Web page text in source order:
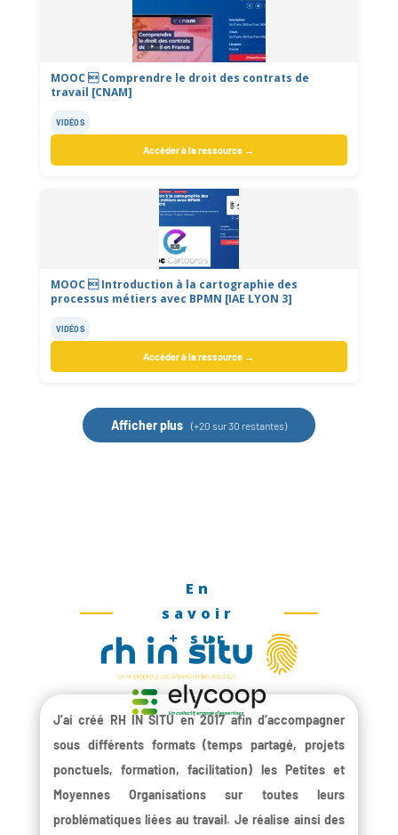
MOOC  Comprendre le droit des contrats de
travail [CNAM]
VIDÉOS
Accéder à la ressource →
MOOC  Introduction à la cartographie des
processus métiers avec BPMN [IAE LYON 3]
VIDÉOS
Accéder à la ressource →
Afficher plus (+20 sur 30 restantes)
En
savoir
+ sur
J’ai créé RH IN SITU en 2017 afin d’accompagner
sous différents formats (temps partagé, projets
ponctuels, formation, facilitation) les Petites et
Moyennes Organisations sur toutes leurs
problématiques liées au travail. Je réalise ainsi des